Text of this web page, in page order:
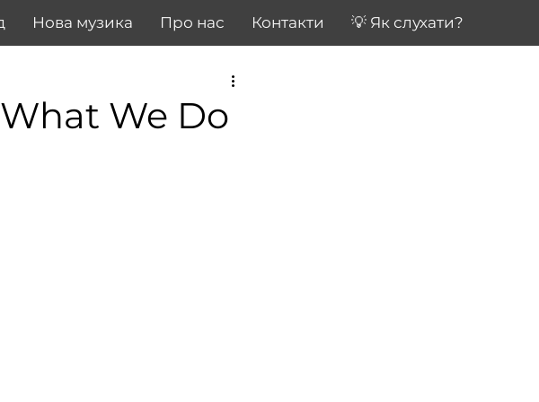
Нова музика Про нас Контакти 💡 Як слухати?
We Do